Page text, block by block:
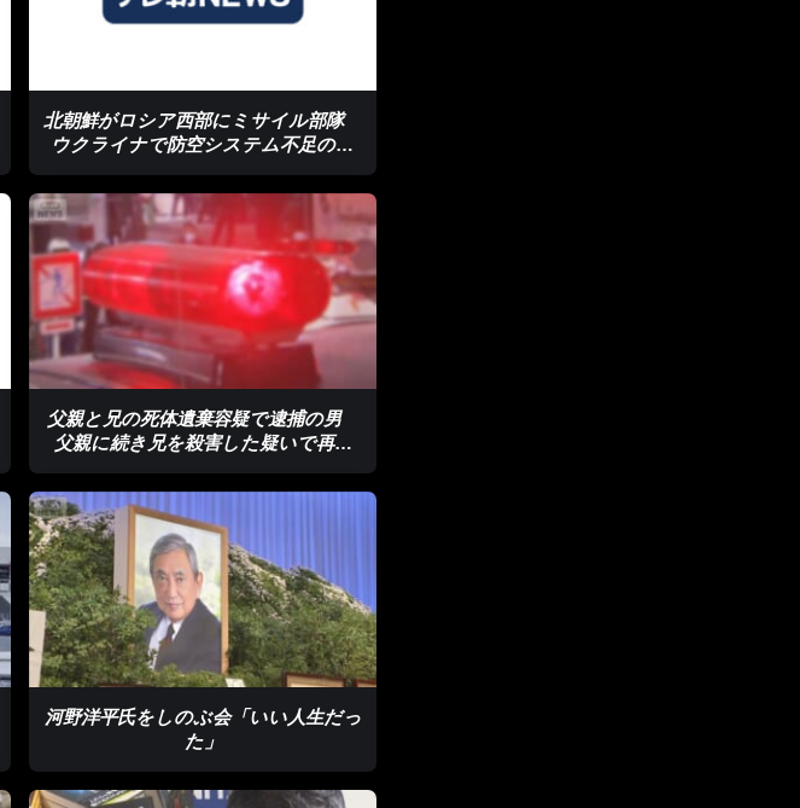
北朝鮮がロシア西部にミサイル部隊
ウクライナで防空システム不足のな
父親と兄の死体遺棄容疑で逮捕の男
父親に続き兄を殺害した疑いで再逮
河野洋平氏をしのぶ会「いい人生だっ
た」